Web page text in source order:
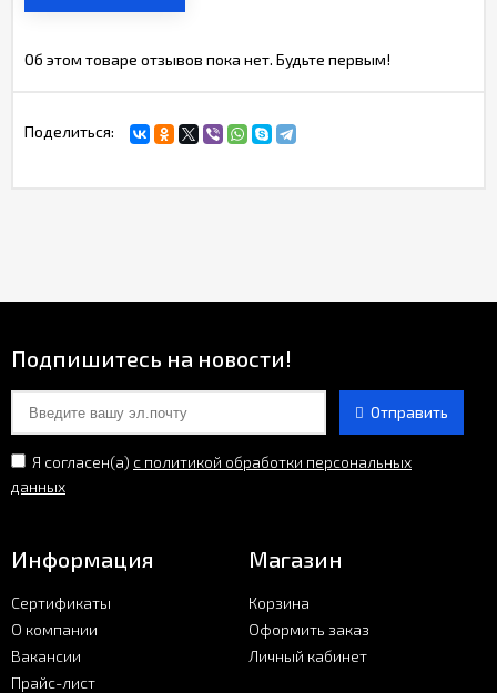
Об этом товаре отзывов пока нет. Будьте первым!
Поделиться:
Подпишитесь на новости!
Отправить
Я согласен(a) с политикой обработки персональных
данных
Информация
Сертификаты
О компании
Вакансии
Прайс-лист
Магазин
Корзина
Оформить заказ
Личный кабинет